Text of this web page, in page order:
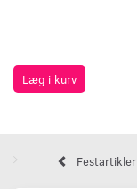
Læg i kurv
Festartikler